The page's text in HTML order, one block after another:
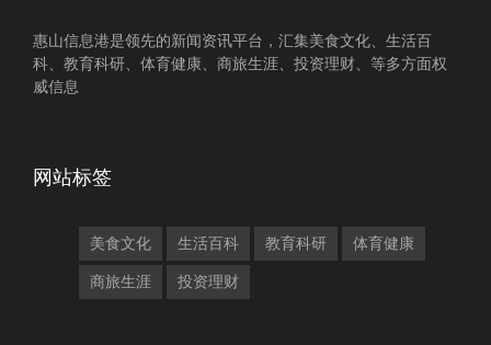
惠山信息港是领先的新闻资讯平台，汇集美食文化、生活百
科、教育科研、体育健康、商旅生涯、投资理财、等多方面权
威信息
网站标签
美食文化 生活百科 教育科研 体育健康
商旅生涯 投资理财